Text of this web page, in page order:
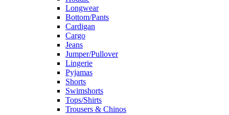
Longwear
Bottom/Pants
Cardigan
Cargo
Jeans
Jumper/Pullover
Lingerie
Pyjamas
Shorts
Swimshorts
Tops/Shirts
Trousers & Chinos